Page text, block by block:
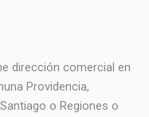
dirección comercial en
Providencia,
o Regiones o